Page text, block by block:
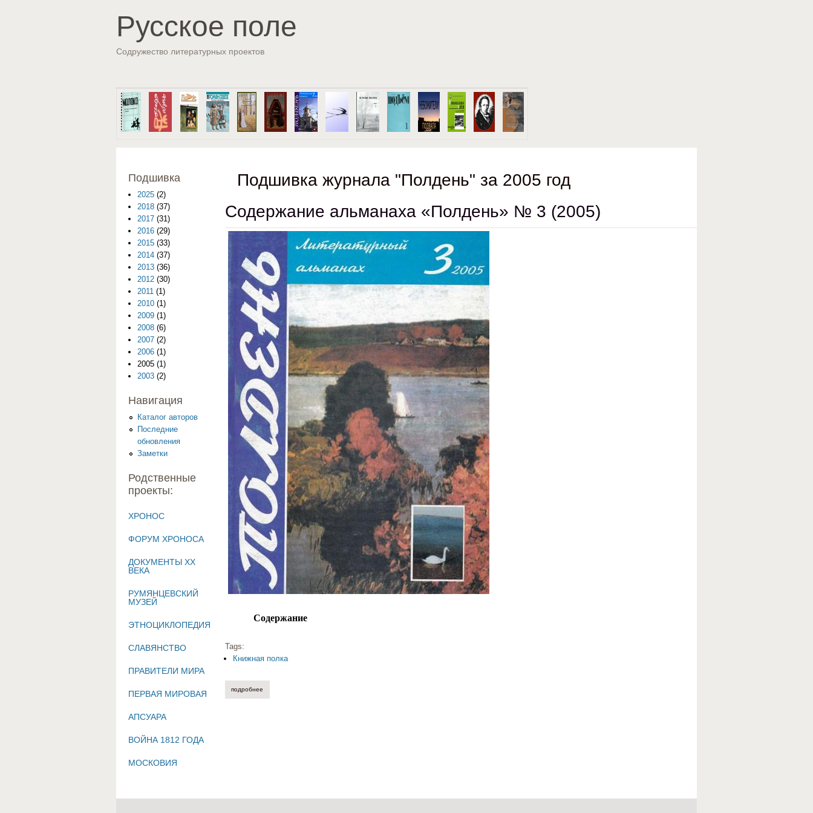
Русское поле
Содружество литературных проектов
Подшивка журнала "Полдень" за 2005 год
Содержание альманаха «Полдень» № 3 (2005)
Содержание
Tags:
Книжная полка
подробнее
Подшивка
2025 (2)
2018 (37)
2017 (31)
2016 (29)
2015 (33)
2014 (37)
2013 (36)
2012 (30)
2011 (1)
2010 (1)
2009 (1)
2008 (6)
2007 (2)
2006 (1)
2005 (1)
2003 (2)
Навигация
Каталог авторов
Последние
обновления
Заметки
Родственные
проекты:
ХРОНОС
ФОРУМ ХРОНОСА
ДОКУМЕНТЫ XX
ВЕКА
РУМЯНЦЕВСКИЙ
МУЗЕЙ
ЭТНОЦИКЛОПЕДИЯ
СЛАВЯНСТВО
ПРАВИТЕЛИ МИРА
ПЕРВАЯ МИРОВАЯ
АПСУАРА
ВОЙНА 1812 ГОДА
МОСКОВИЯ